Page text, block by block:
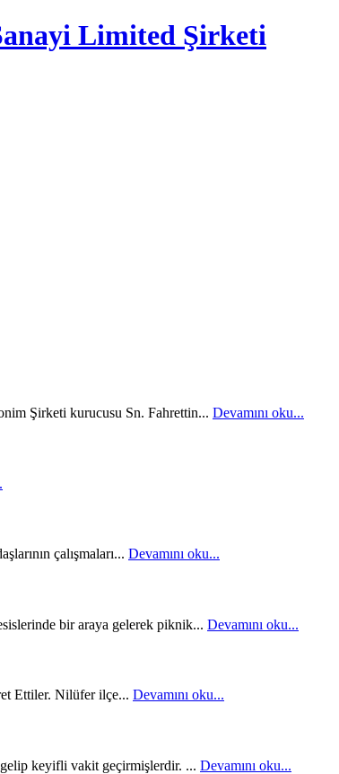
Limited Şirketi
Şirketi kurucusu Sn. Fahrettin... Devamını oku...
çalışmaları... Devamını oku...
bir araya gelerek piknik... Devamını oku...
Ettiler. Nilüfer ilçe... Devamını oku...
keyifli vakit geçirmişlerdir. ... Devamını oku...